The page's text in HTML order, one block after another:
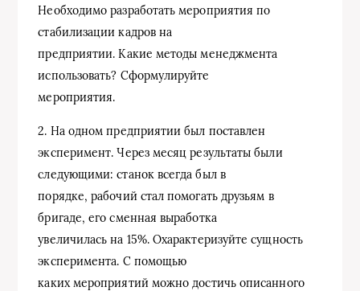
Необходимо разработать мероприятия по
стабилизации кадров на
предприятии. Какие методы менеджмента
использовать? Сформулируйте
мероприятия.
2. На одном предприятии был поставлен
эксперимент. Через месяц результаты были
следующими: станок всегда был в
порядке, рабочий стал помогать друзьям в
бригаде, его сменная выработка
увеличилась на 15%. Охарактеризуйте сущность
эксперимента. С помощью
каких мероприятий можно достичь описанного